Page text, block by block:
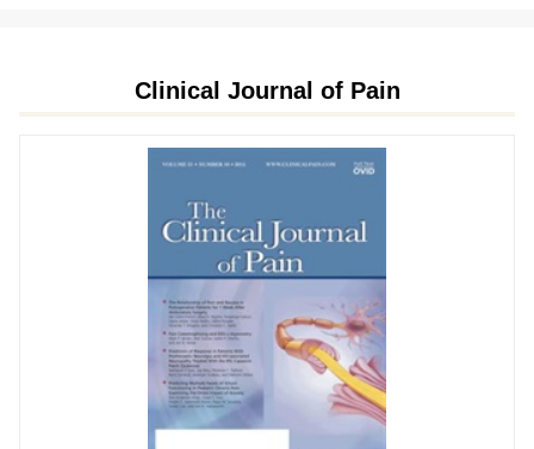
Clinical Journal of Pain